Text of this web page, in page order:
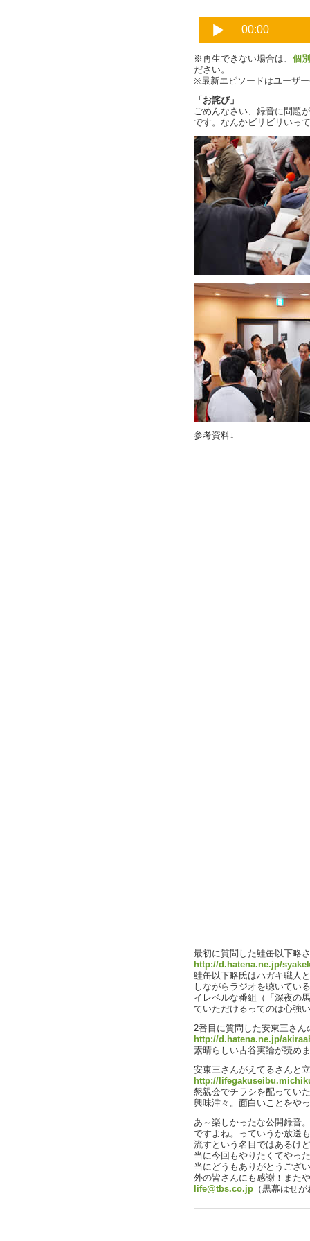
※再生できない場合は、 個
ださい。
※最新エピソードはユーザ
「お詫び」
ごめんなさい、録音に問題
です。なんかビリビリいっ
参考資料↓
最初に質問した鮭缶以下略
http://d.hatena.ne.jp/
鮭缶以下略氏はハガキ職人
しながらラジオを聴いてい
イレベルな番組（「深夜の
ていただけるってのは心強
2番目に質問した安東三さん
http://d.hatena.ne.jp/
素晴らしい古谷実論が読め
安東三さんがえてるさんと
http://
懇親会でチラシを配ってい
興味津々。面白いことをや
あ～楽しかったな公開録音
ですよね。っていうか放送
流すという名目ではあるけ
当に今回もやりたくてやっ
当にどうもありがとうござ
外の皆さんにも感謝！また
life@tbs.co.jp （黒幕はせ